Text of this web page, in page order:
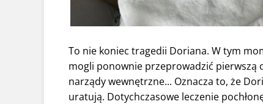
To nie koniec tragedii Doriana. W tym
mogli ponownie przeprowadzić pierwszą
narządy wewnętrzne... Oznacza to, że
uratują. Dotychczasowe leczenie